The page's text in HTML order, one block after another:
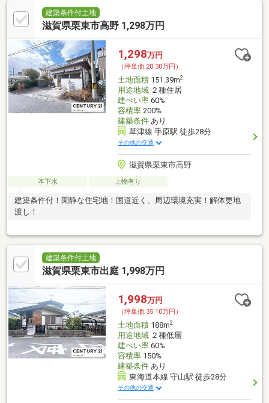
建築条件付土地
滋賀県栗東市高野 1,298万円
1,298万円
（坪単価:28.30万円）
土地面積151.39m2
用途地域２種住居
建ぺい率60%
容積率200%
建築条件あり
草津線 手原駅 徒歩28分
その他の交通
滋賀県栗東市高野
本下水 上物有り
建築条件付！閑静な住宅地！国道近く、周辺環境充実！解体更地
渡し！
建築条件付土地
滋賀県栗東市出庭 1,998万円
1,998万円
（坪単価:35.10万円）
土地面積188m2
用途地域２種低層
建ぺい率60%
容積率150%
建築条件あり
東海道本線 守山駅 徒歩28分
その他の交通